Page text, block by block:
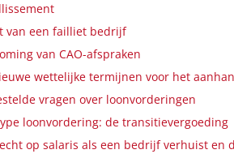
van een failliet bedrijf
van CAO-afspraken
wettelijke termijnen voor het
vragen over loonvorderingen
loonvordering: de transitievergoeding
op salaris als een bedrijf verhuist en